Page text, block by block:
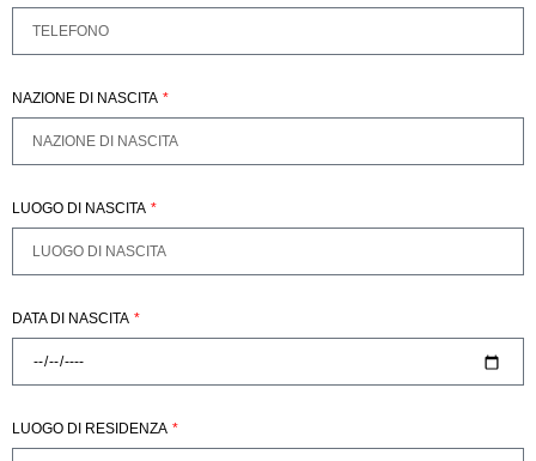
NAZIONE DI NASCITA
LUOGO DI NASCITA
DATA DI NASCITA
LUOGO DI RESIDENZA